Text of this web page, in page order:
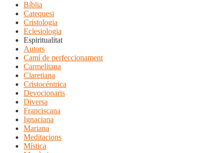
Bíblia
Catequesi
Cristologia
Eclesiologia
Espiritualitat
Autors
Camí de perfeccionament
Carmelitana
Claretiana
Cristocéntrica
Devocionaris
Diversa
Franciscana
Ignaciana
Mariana
Meditacions
Mística